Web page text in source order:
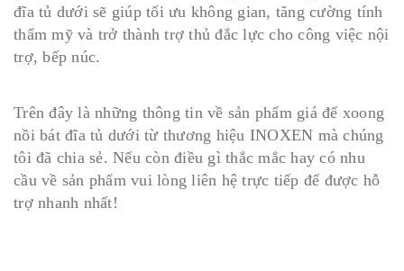
đĩa tủ dưới sẽ giúp tối ưu không gian, tăng cường tính
thẩm mỹ và trở thành trợ thủ đắc lực cho công việc nội
trợ, bếp núc.
Trên đây là những thông tin về sản phẩm giá để xoong
nồi bát đĩa tủ dưới từ thương hiệu INOXEN mà chúng
tôi đã chia sẻ. Nếu còn điều gì thắc mắc hay có nhu
cầu về sản phẩm vui lòng liên hệ trực tiếp để được hỗ
trợ nhanh nhất!